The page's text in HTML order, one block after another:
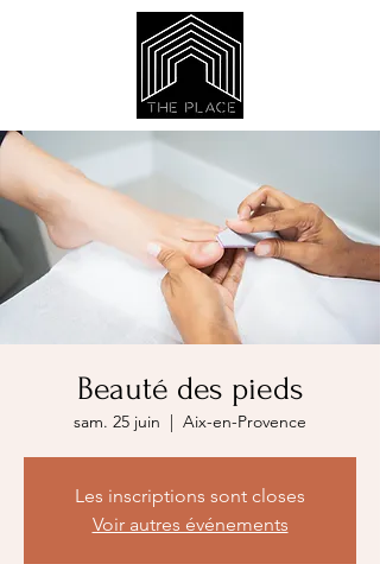
Beauté des pieds
sam. 25 juin
  |
Aix-en-Provence
Les inscriptions sont closes
Voir autres événements